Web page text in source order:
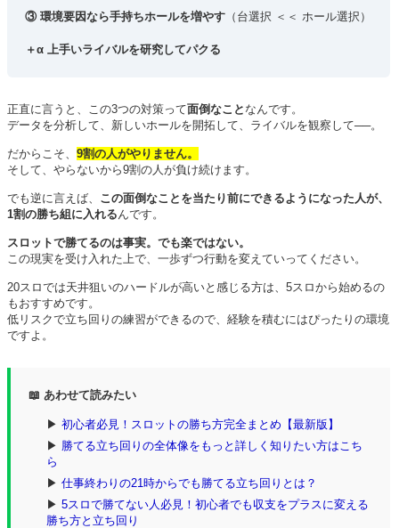
③ 環境要因なら手持ちホールを増やす （台選択 ＜＜ ホール選択）
＋α 上手いライバルを研究してパクる
正直に言うと、この3つの対策って面倒なこと なんです。
データを分析して、新しいホールを開拓して、ライバルを観察して──。
だからこそ、 9割の人がやりません。
そして、やらないから9割の人が負け続けます。
でも逆に言えば、 この面倒なことを当たり前にできるようになった人が、
1割の勝ち組に入れる んです。
スロットで勝てるのは事実。でも楽ではない。
この現実を受け入れた上で、一歩ずつ行動を変えていってください。
20スロでは天井狙いのハードルが高いと感じる方は、5スロから始めるの
もおすすめです。
低リスクで立ち回りの練習ができるので、経験を積むにはぴったりの環境
ですよ。
📖 あわせて読みたい
▶ 初心者必見！スロットの勝ち方完全まとめ【最新版】
▶ 勝てる立ち回りの全体像をもっと詳しく知りたい方はこち
ら
▶ 仕事終わりの21時からでも勝てる立ち回りとは？
▶ 5スロで勝てない人必見！初心者でも収支をプラスに変える
勝ち方と立ち回り